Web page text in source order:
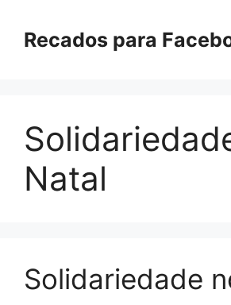
paraRecados para
Natal
Solidariedade